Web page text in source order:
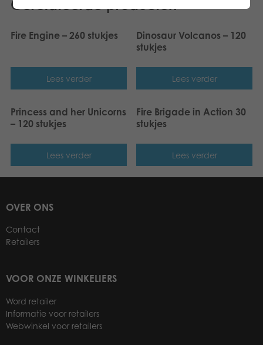
Gerelateerde producten
Fire Engine – 260 stukjes
Lees verder
Dinosaur Volcanos – 120
stukjes
Lees verder
Princess and her Unicorns
– 120 stukjes
Lees verder
Fire Brigade in Action 30
stukjes
Lees verder
OVER ONS
Contact
Retailers
VOOR ONZE WINKELIERS
Word retailer
Informatie voor retailers
Webwinkel voor retailers